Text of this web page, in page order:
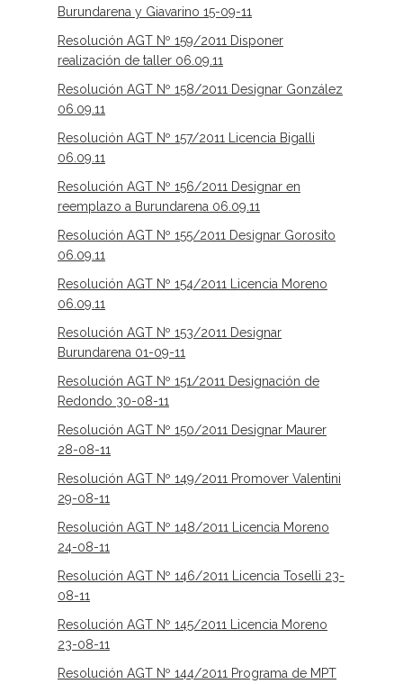
Burundarena y Giavarino 15-09-11
Resolución AGT Nº 159/2011 Disponer
realización de taller 06.09.11
Resolución AGT Nº 158/2011 Designar González
06.09.11
Resolución AGT Nº 157/2011 Licencia Bigalli
06.09.11
Resolución AGT Nº 156/2011 Designar en
reemplazo a Burundarena 06.09.11
Resolución AGT Nº 155/2011 Designar Gorosito
06.09.11
Resolución AGT Nº 154/2011 Licencia Moreno
06.09.11
Resolución AGT Nº 153/2011 Designar
Burundarena 01-09-11
Resolución AGT Nº 151/2011 Designación de
Redondo 30-08-11
Resolución AGT Nº 150/2011 Designar Maurer
28-08-11
Resolución AGT Nº 149/2011 Promover Valentini
29-08-11
Resolución AGT Nº 148/2011 Licencia Moreno
24-08-11
Resolución AGT Nº 146/2011 Licencia Toselli 23-
08-11
Resolución AGT Nº 145/2011 Licencia Moreno
23-08-11
Resolución AGT Nº 144/2011 Programa de MPT